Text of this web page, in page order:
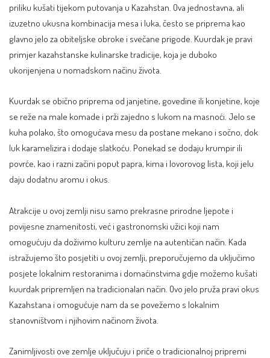
priliku kušati tijekom putovanja u Kazahstan. Ova jednostavna, ali
izuzetno ukusna kombinacija mesa i luka, često se priprema kao
glavno jelo za obiteljske obroke i svečane prigode. Kuurdak je pravi
primjer kazahstanske kulinarske tradicije, koja je duboko
ukorijenjena u nomadskom načinu života.
Kuurdak se obično priprema od janjetine, govedine ili konjetine, koje
se reže na male komade i prži zajedno s lukom na masnoći. Jelo se
kuha polako, što omogućava mesu da postane mekano i sočno, dok
luk karamelizira i dodaje slatkoću. Ponekad se dodaju krumpir ili
povrće, kao i razni začini poput papra, kima i lovorovog lista, koji jelu
daju dodatnu aromu i okus.
Atrakcije u ovoj zemlji nisu samo prekrasne prirodne ljepote i
povijesne znamenitosti, već i gastronomski užici koji nam
omogućuju da doživimo kulturu zemlje na autentičan način. Kada
istražujemo što posjetiti u ovoj zemlji, preporučujemo da uključimo
posjete lokalnim restoranima i domaćinstvima gdje možemo kušati
kuurdak pripremljen na tradicionalan način. Ovo jelo pruža pravi okus
Kazahstana i omogućuje nam da se povežemo s lokalnim
stanovništvom i njihovim načinom života.
Zanimljivosti ove zemlje uključuju i priče o tradicionalnoj pripremi